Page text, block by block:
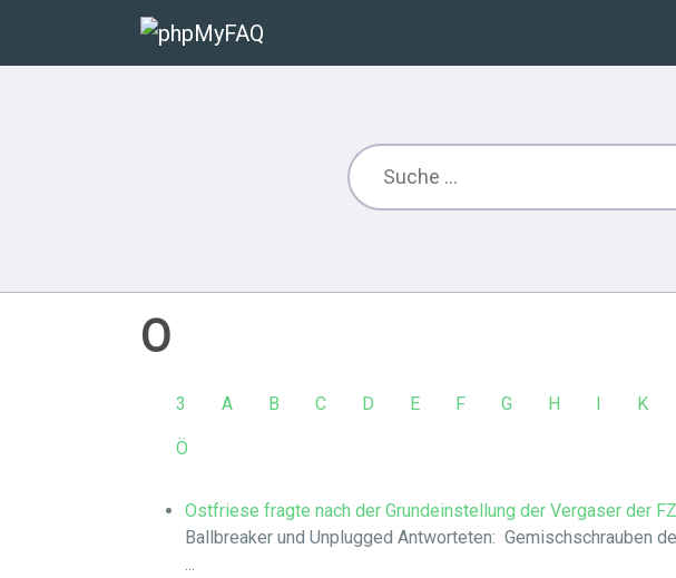
O
3 A B C D E F G H I K
Ö
Ostfriese fragte nach der Grundeinstellung der Vergaser der
Ballbreaker und Unplugged Antworteten: Gemischschrauben